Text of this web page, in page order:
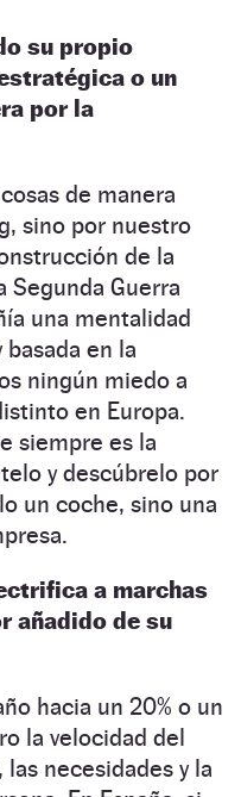
su propio
o un
por la
de manera
sino por nuestro
de la
Segunda Guerra
una mentalidad
en la
ningún miedo a
en Europa.
siempre es la
y descúbrelo por
un coche, sino una
a marchas
añadido de su
hacia un 20% o un
la velocidad del
necesidades y la